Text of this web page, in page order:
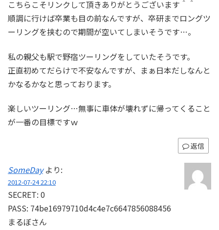
こちらこそリンクして頂きありがとうございます＾＾
順調に行けば卒業も目の前なんですが、卒研までロングツ
ーリングを挟むので期間が空いてしまいそうです…。
私の親父も駅で野宿ツーリングをしていたそうです。
正直初めてだらけで不安なんですが、まぁ日本だしなんと
かなるかなと思っております。
楽しいツーリング…無事に車体が壊れずに帰ってくること
が一番の目標ですｗ
返信
SomeDay より:
2012-07-24 22:10
SECRET: 0
PASS: 74be16979710d4c4e7c6647856088456
まるぼさん